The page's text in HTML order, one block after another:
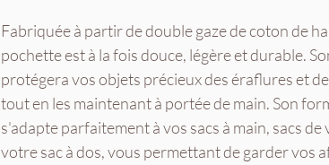
Fabriquée à partir de double gaze de coton de
pochette est à la fois douce, légère et durable.
protégera vos objets précieux des éraflures et
tout en les maintenant à portée de main. Son
s'adapte parfaitement à vos sacs à main, sacs de
votre sac à dos, vous permettant de garder vos